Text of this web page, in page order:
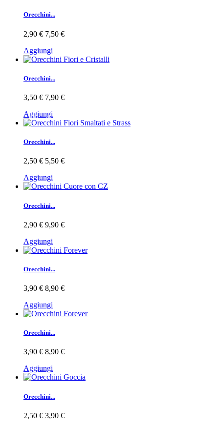
Orecchini...
2,90 € 7,50 €
Aggiungi
Orecchini...
3,50 € 7,90 €
Aggiungi
Orecchini...
2,50 € 5,50 €
Aggiungi
Orecchini...
2,90 € 9,90 €
Aggiungi
Orecchini...
3,90 € 8,90 €
Aggiungi
Orecchini...
3,90 € 8,90 €
Aggiungi
Orecchini...
2,50 € 3,90 €